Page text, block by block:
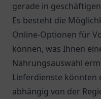
gerade in
Es besteht die
Online-Optionen für
können, was Ihnen
Nahrungsauswahl
Lieferdienste könnten
abhängig von der